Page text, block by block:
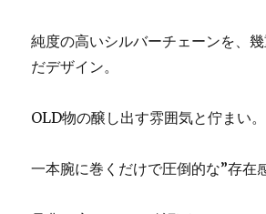
純度の高いシルバーチェーンを、
だデザイン。
OLD物の醸し出す雰囲気と佇まい。
一本腕に巻くだけで圧倒的な”存在